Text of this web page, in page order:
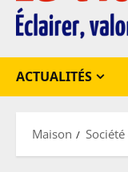
ACTUALITÉS
Maison Société